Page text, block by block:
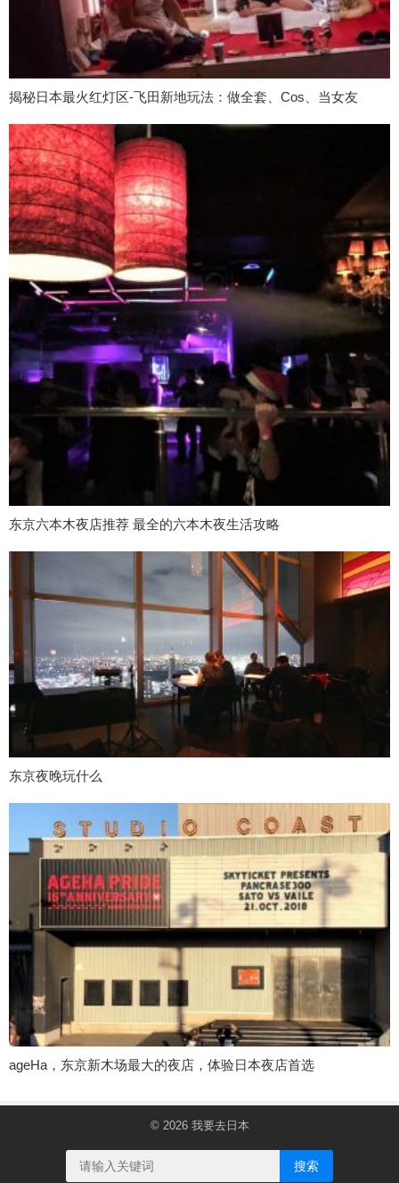
揭秘日本最火红灯区-飞田新地玩法：做全套、Cos、当女友
东京六本木夜店推荐 最全的六本木夜生活攻略
东京夜晚玩什么
ageHa，东京新木场最大的夜店，体验日本夜店首选
© 2026 我要去日本
搜索